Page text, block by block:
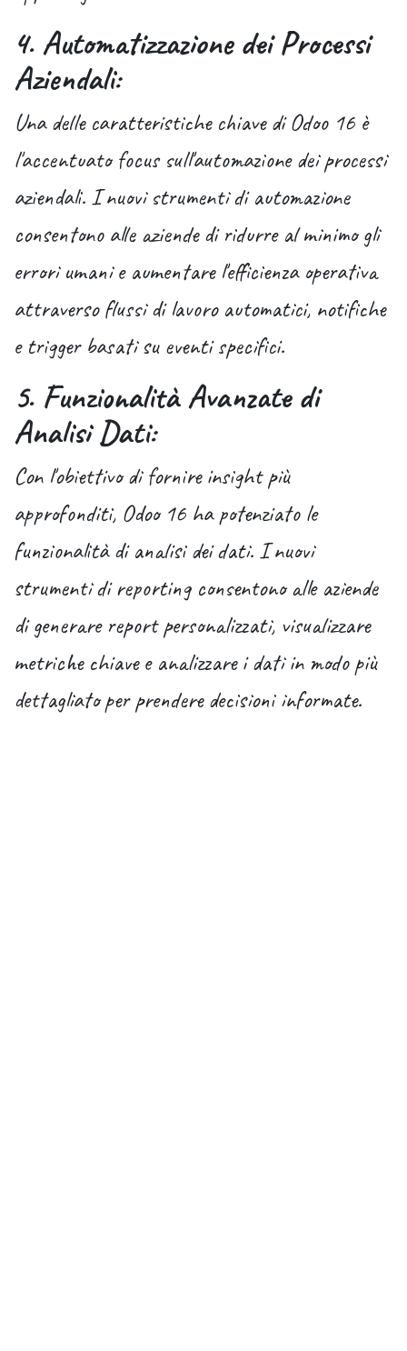
4. Automatizzazione dei Processi
Aziendali:
Una delle caratteristiche chiave di Odoo 16 è
l'accentuato focus sull'automazione dei processi
aziendali. I nuovi strumenti di automazione
consentono alle aziende di ridurre al minimo gli
errori umani e aumentare l'efficienza operativa
attraverso flussi di lavoro automatici, notifiche
e trigger basati su eventi specifici.
5. Funzionalità Avanzate di
Analisi Dati:
Con l'obiettivo di fornire insight più
approfonditi, Odoo 16 ha potenziato le
funzionalità di analisi dei dati. I nuovi
strumenti di reporting consentono alle aziende
di generare report personalizzati, visualizzare
metriche chiave e analizzare i dati in modo più
dettagliato per prendere decisioni informate.